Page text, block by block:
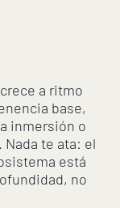
a ritmo
base,
inmersión o
te ata: el
está
no